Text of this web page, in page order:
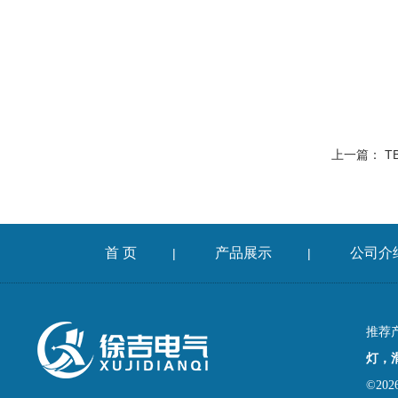
上一篇：
首 页 | 产品展示 | 公司介
推荐
灯，